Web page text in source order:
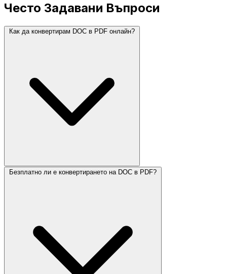
Често Задавани Въпроси
Как да конвертирам DOC в PDF онлайн?
Безплатно ли е конвертирането на DOC в PDF?